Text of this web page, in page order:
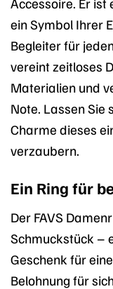
ein Symbol Ihrer
Begleiter für
vereint zeitloses
Materialien und
Note. Lassen Sie
Charme dieses
verzaubern.
Ein Ring für
Der FAVS
Schmuckstück –
Geschenk für
Belohnung für